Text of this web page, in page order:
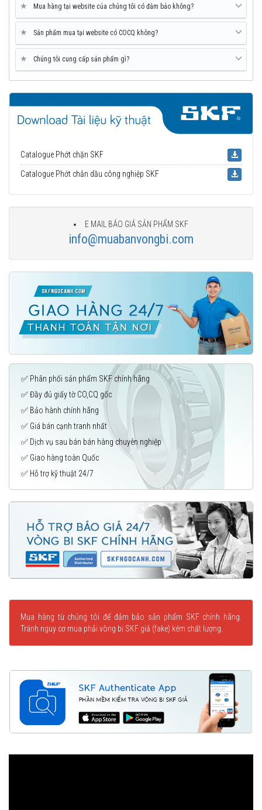
★ Mua hàng tại website của chúng tôi có đảm bảo không?
★ Sản phẩm mua tại website có COCQ không?
★ Chúng tôi cung cấp sản phẩm gì?
Catalogue Phớt chặn SKF
Catalogue Phớt chắn dầu công nghiệp SKF
E MAIL BÁO GIÁ SẢN PHẨM SKF
info@muabanvongbi.com
✅ Phân phối sản phẩm SKF chính hãng
✅ Đầy đủ giấy tờ CO,CQ gốc
✅ Bảo hành chính hãng
✅ Giá bán cạnh tranh nhất
✅ Dịch vụ sau bán bán hàng chuyên nghiệp
✅ Giao hàng toàn Quốc
✅ Hỗ trợ kỹ thuật 24/7
Mua hàng từ chúng tôi để đảm bảo sản phẩm SKF chính hãng.
Tránh nguy cơ mua phải vòng bi SKF giả (fake) kém chất lượng.